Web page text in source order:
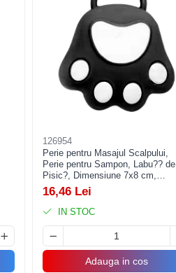
126954
Perie pentru Masajul Scalpului,
Perie pentru Sampon, Labu?? de
Pisic?, Dimensiune 7x8 cm,
Curatarea si Mentinerea Curata a
Parului, Negru
16,46 Lei
IN STOC
Adauga in cos